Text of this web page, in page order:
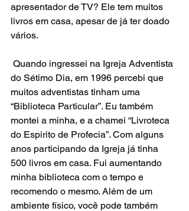
apresentador de TV? Ele tem muitos
livros em casa, apesar de já ter doado
vários.
do Sétimo Dia, em 1996 percebi que
muitos adventistas tinham uma
“Biblioteca Particular”. Eu também
montei a minha, e a chamei “Livroteca
do Espirito de Profecia”. Com alguns
anos participando da Igreja já tinha
500 livros em casa. Fui aumentando
minha biblioteca com o tempo e
recomendo o mesmo. Além de um
ambiente físico, você pode também